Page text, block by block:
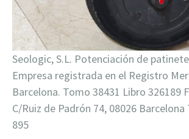
Seologic, S.L. Potenciación de
Empresa registrada en el Registro
Barcelona. Tomo 38431 Libro 326189
C/Ruiz de Padrón 74, 08026 Barcelona
895